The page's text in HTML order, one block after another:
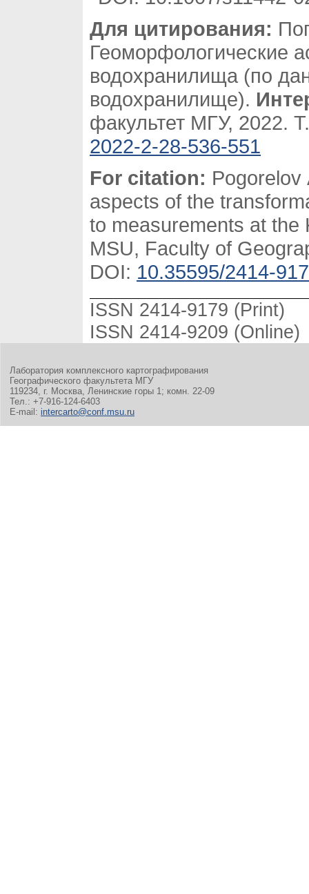
Для цитирования:
Геоморфологические
водохранилища (по
водохранилище).
факультет МГУ, 2022.
2022-2-28-536-551
For citation: Pogorelov
aspects of the
to measurements at
MSU, Faculty of
DOI: 10.35595/2414-
ISSN 2414-9179 (Print)
ISSN 2414-9209 (Online)
Лаборатория комплексного картографирования
Географического факультета МГУ
119234, г. Москва, Ленинские горы 1; комн. 22-09
Тел.: +7-916-124-6403
E-mail: intercarto@conf.msu.ru